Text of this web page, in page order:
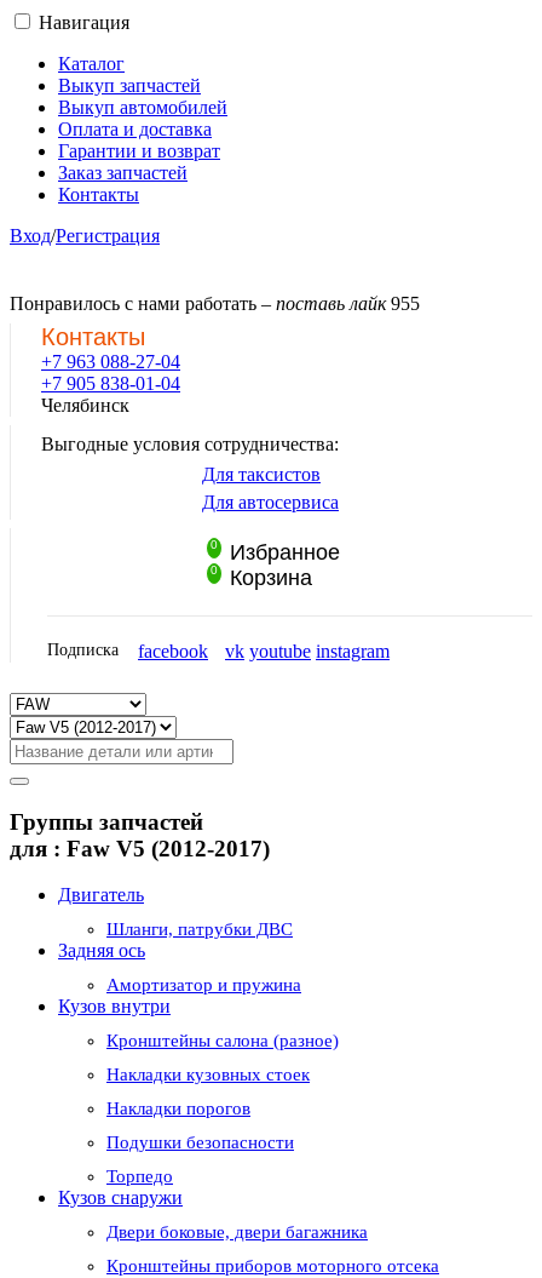
Навигация
Каталог
Выкуп запчастей
Выкуп автомобилей
Оплата и доставка
Гарантии и возврат
Заказ запчастей
Контакты
Вход/Регистрация
Понравилось с нами работать – поставь лайк 955
Контакты
+7 963 088-27-04
+7 905 838-01-04
Челябинск
Выгодные условия сотрудничества:
Для таксистов
Для автосервиса
0 Избранное
0 Корзина
Подписка facebook vk youtube instagram
Группы запчастей
для : Faw V5 (2012-2017)
Двигатель
Шланги, патрубки ДВС
Задняя ось
Амортизатор и пружина
Кузов внутри
Кронштейны салона (разное)
Накладки кузовных стоек
Накладки порогов
Подушки безопасности
Торпедо
Кузов снаружи
Двери боковые, двери багажника
Кронштейны приборов моторного отсека